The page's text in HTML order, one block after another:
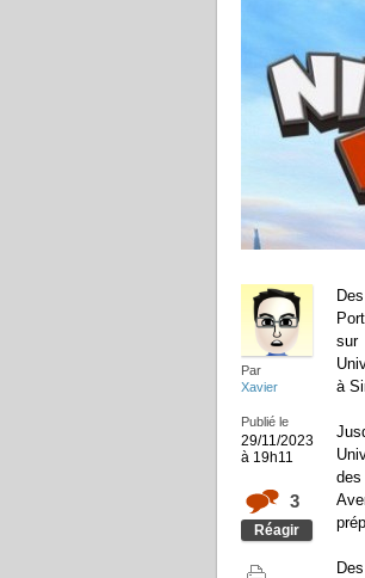
Par
Xavier
Publié le
29/11/2023
à 19h11
3
Réagir
sur
à